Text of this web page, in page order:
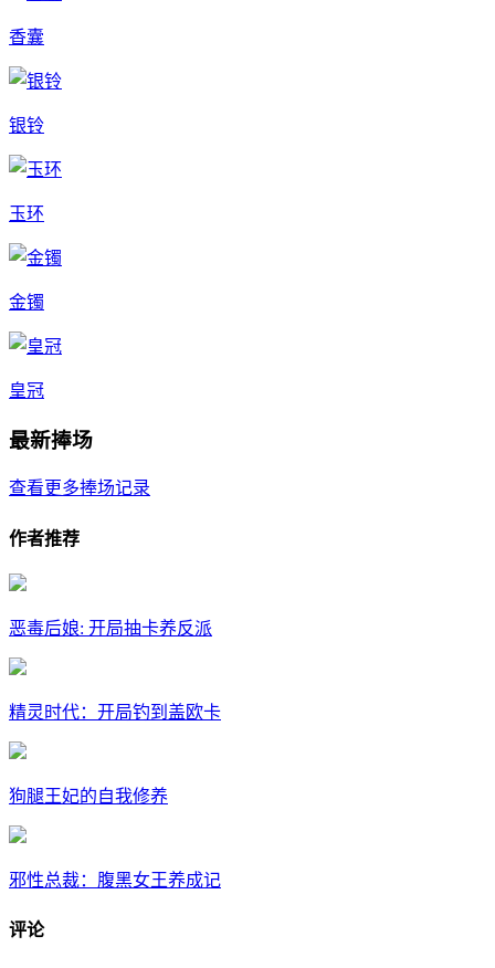
香囊
银铃
玉环
金镯
皇冠
最新捧场
查看更多捧场记录
作者推荐
恶毒后娘: 开局抽卡养反派
精灵时代：开局钓到盖欧卡
狗腿王妃的自我修养
邪性总裁：腹黑女王养成记
评论